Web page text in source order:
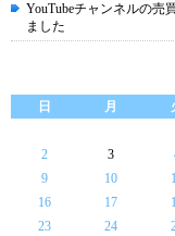
YouTubeチャンネルの売
ました
日
月
2
3
9
10
16
17
23
24